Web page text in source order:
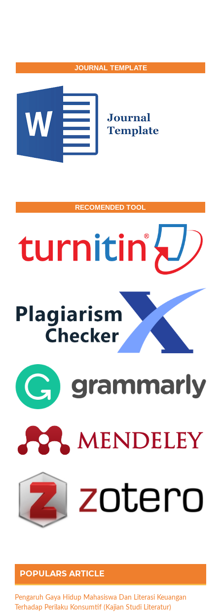
JOURNAL TEMPLATE
RECOMENDED TOOL
POPULARS ARTICLE
Pengaruh Gaya Hidup Mahasiswa Dan Literasi Keuangan
Terhadap Perilaku Konsumtif (Kajian Studi Literatur)